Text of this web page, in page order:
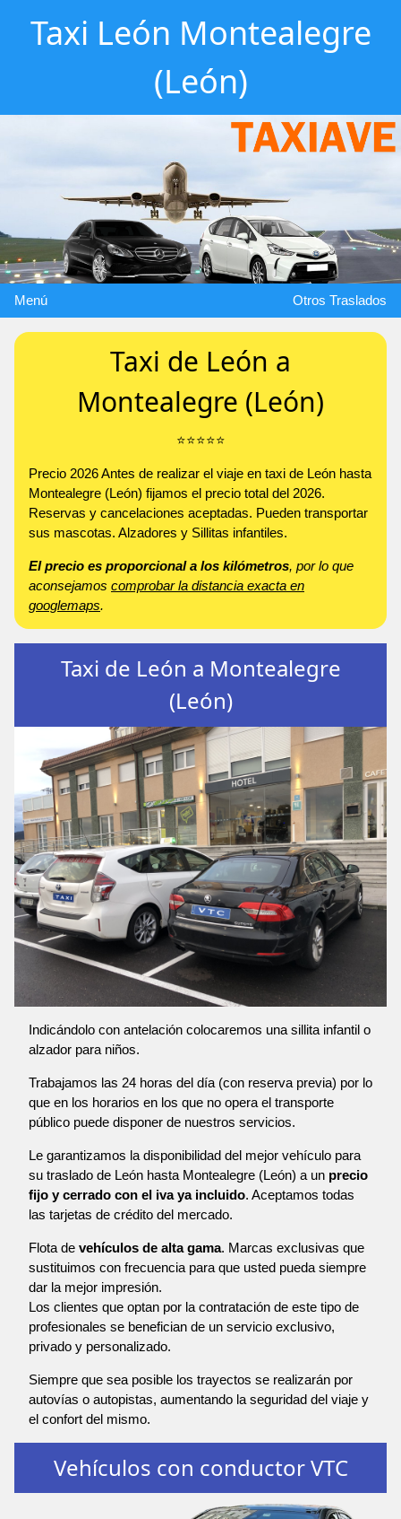
Taxi León Montealegre
(León)
Menú Otros Traslados
Taxi de León a
Montealegre (León)
⭐️⭐️⭐️⭐️⭐️
Precio 2026 Antes de realizar el viaje en taxi de León hasta
Montealegre (León) fijamos el precio total del 2026.
Reservas y cancelaciones aceptadas. Pueden transportar
sus mascotas. Alzadores y Sillitas infantiles.
El precio es proporcional a los kilómetros, por lo que
aconsejamos comprobar la distancia exacta en
googlemaps.
Taxi de León a Montealegre
(León)
Indicándolo con antelación colocaremos una sillita infantil o
alzador para niños.
Trabajamos las 24 horas del día (con reserva previa) por lo
que en los horarios en los que no opera el transporte
público puede disponer de nuestros servicios.
Le garantizamos la disponibilidad del mejor vehículo para
su traslado de León hasta Montealegre (León) a un precio
fijo y cerrado con el iva ya incluido. Aceptamos todas
las tarjetas de crédito del mercado.
Flota de vehículos de alta gama. Marcas exclusivas que
sustituimos con frecuencia para que usted pueda siempre
dar la mejor impresión.
Los clientes que optan por la contratación de este tipo de
profesionales se benefician de un servicio exclusivo,
privado y personalizado.
Siempre que sea posible los trayectos se realizarán por
autovías o autopistas, aumentando la seguridad del viaje y
el confort del mismo.
Vehículos con conductor VTC